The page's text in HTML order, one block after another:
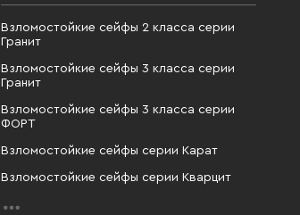
Взломостойкие сейфы 2 класса серии
Гранит
Взломостойкие сейфы 3 класса серии
Гранит
Взломостойкие сейфы 3 класса серии
ФОРТ
Взломостойкие сейфы серии Карат
Взломостойкие сейфы серии Кварцит